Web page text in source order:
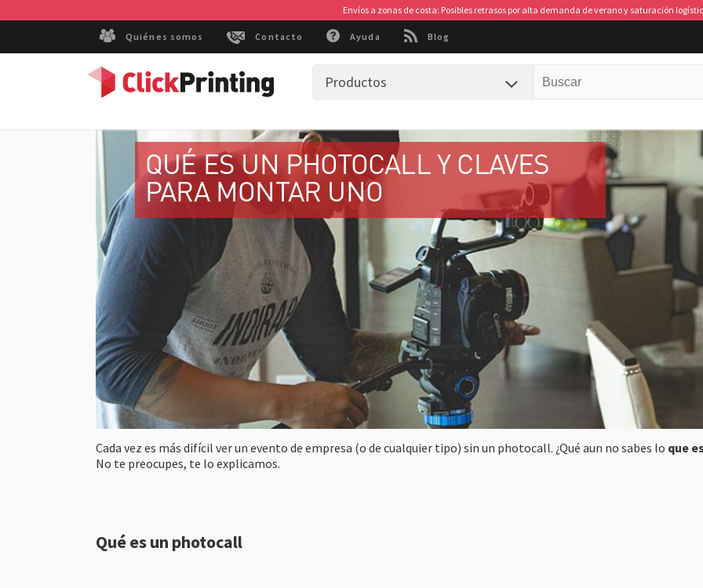
Envíos a zonas de costa: Posibles retrasos por alta demanda de verano y saturación
Quiénes somos Contacto Ayuda Blog
Productos
QUÉ ES UN PHOTOCALL Y CLAVES
PARA MONTAR UNO
Cada vez es más difícil ver un evento de empresa (o de cualquier tipo) sin un photocall. ¿Qué aun no sabes lo que
No te preocupes, te lo explicamos.
Qué es un photocall